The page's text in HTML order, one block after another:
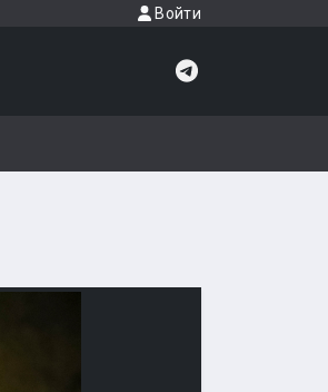
Войти